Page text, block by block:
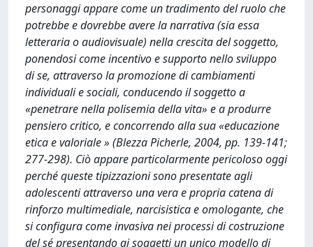
personaggi appare come un tradimento del ruolo che
potrebbe e dovrebbe avere la narrativa (sia essa
letteraria o audiovisuale) nella crescita del soggetto,
ponendosi come incentivo e supporto nello sviluppo
di se, attraverso la promozione di cambiamenti
individuali e sociali, conducendo il soggetto a
«penetrare nella polisemia della vita» e a produrre
pensiero critico, e concorrendo alla sua «educazione
etica e valoriale » (Blezza Picherle, 2004, pp. 139-141;
277-298). Ciò appare particolarmente pericoloso oggi
perché queste tipizzazioni sono presentate agli
adolescenti attraverso una vera e propria catena di
rinforzo multimediale, narcisistica e omologante, che
si configura come invasiva nei processi di costruzione
del sé presentando ai soggetti un unico modello di